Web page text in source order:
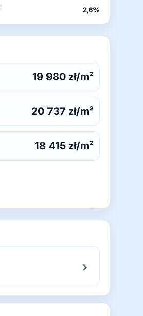
2,6%
19 980 zł/m²
20 737 zł/m²
18 415 zł/m²
›